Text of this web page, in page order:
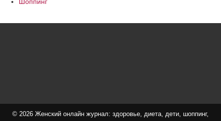
© 2026 Женский онлайн журнал: здоровье, диета, дети, шоппинг,